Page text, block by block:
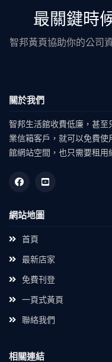
最關鍵時
智邦黃頁協助你的公司
關於我們
智邦生活館收費低廉，甚至
業信箱客戶，就可以免費
館網站空間，也只需要租用
網站地圖
首頁
最新店家
免費刊登
一頁式黃頁
聯絡我們
相關連結